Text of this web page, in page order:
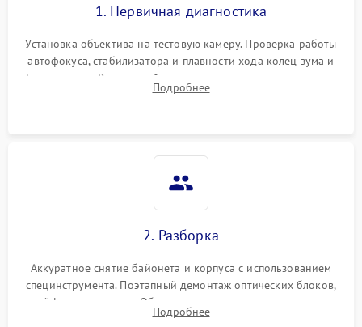
1. Первичная диагностика
Установка объектива на тестовую камеру. Проверка работы
автофокуса, стабилизатора и плавности хода колец зума и
фокусировки. Визуальный осмотр линз на наличие царапин,
грибка, пыли и оценка состояния контактов байонета.
Подробнее
2. Разборка
Аккуратное снятие байонета и корпуса с использованием
специнструмента. Поэтапный демонтаж оптических блоков,
шлейфов и приводов. Обязательная маркировка положения
линзовых групп для сохранения заводской центровки при
Подробнее